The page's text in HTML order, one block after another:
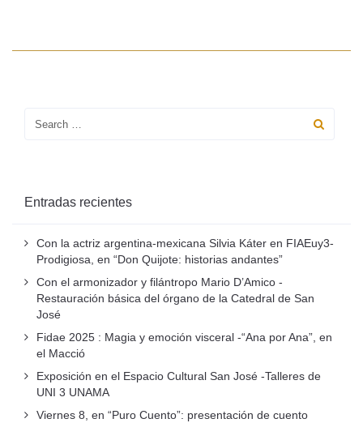
Entradas recientes
Con la actriz argentina-mexicana Silvia Káter en FIAEuy3-
Prodigiosa, en “Don Quijote: historias andantes”
Con el armonizador y filántropo Mario D’Amico -
Restauración básica del órgano de la Catedral de San
José
Fidae 2025 : Magia y emoción visceral -“Ana por Ana”, en
el Macció
Exposición en el Espacio Cultural San José -Talleres de
UNI 3 UNAMA
Viernes 8, en “Puro Cuento”: presentación de cuento